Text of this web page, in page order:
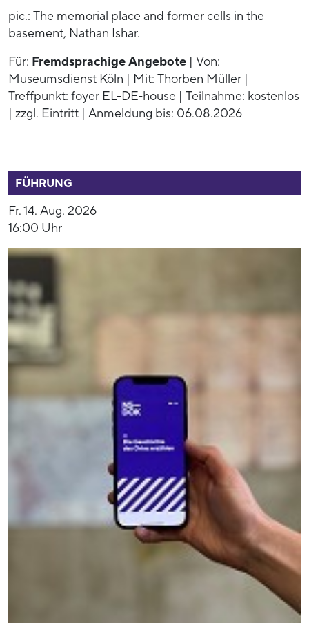
pic.: The memorial place and former cells in the
basement, Nathan Ishar.
Für: Fremdsprachige Angebote | Von:
Museumsdienst Köln | Mit: Thorben Müller |
Treffpunkt: foyer EL-DE-house | Teilnahme: kostenlos
| zzgl. Eintritt | Anmeldung bis: 06.08.2026
FÜHRUNG
Fr. 14. Aug. 2026
16:00 Uhr